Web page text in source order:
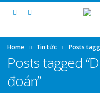
Home Tin tức Posts
Posts tagged
đoán”